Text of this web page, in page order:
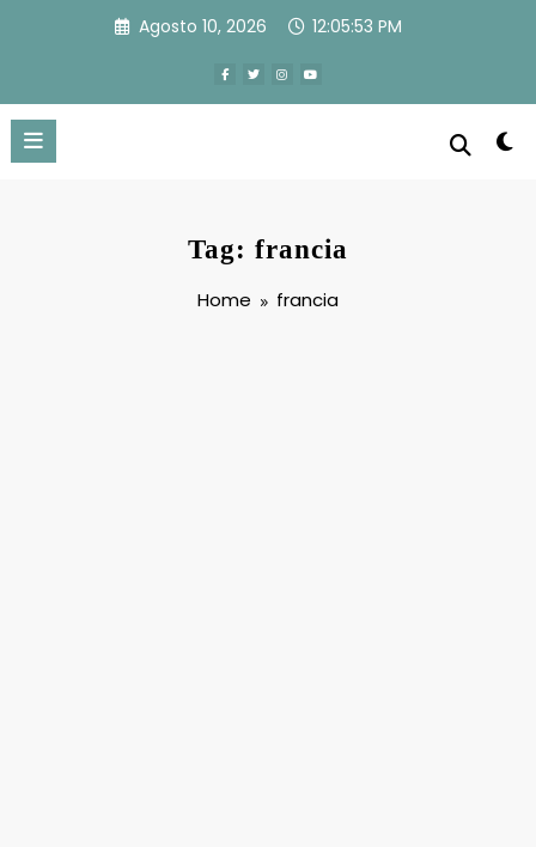
Agosto 10, 2026 12:05:53 PM
Tag: francia
Home francia